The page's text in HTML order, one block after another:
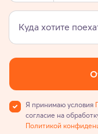
Куда хотите
Я принимаю условия
согласие на
Политикой